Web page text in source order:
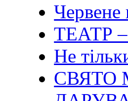
Червене
ТЕАТР
Не
СВЯТО